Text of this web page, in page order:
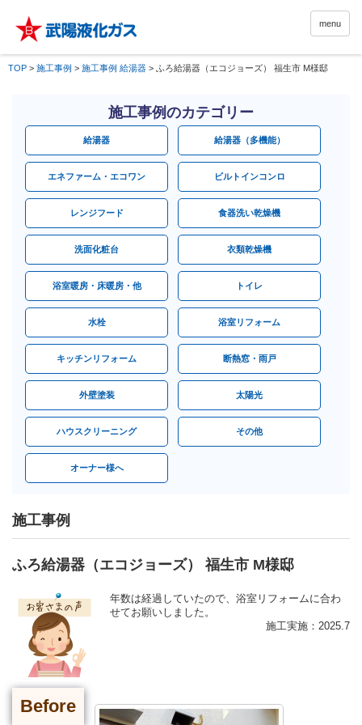
menu
TOP > 施工事例 > 施工事例 給湯器 > ふろ給湯器（エコジョーズ） 福生市 M様邸
施工事例のカテゴリー
給湯器 給湯器（多機能）
エネファーム・エコワン ビルトインコンロ
レンジフード 食器洗い乾燥機
洗面化粧台 衣類乾燥機
浴室暖房・床暖房・他 トイレ
水栓 浴室リフォーム
キッチンリフォーム 断熱窓・雨戸
外壁塗装 太陽光
ハウスクリーニング その他
オーナー様へ
施工事例
ふろ給湯器（エコジョーズ） 福生市 M様邸
年数は経過していたので、浴室リフォームに合わ
せてお願いしました。
施工実施：2025.7
Before